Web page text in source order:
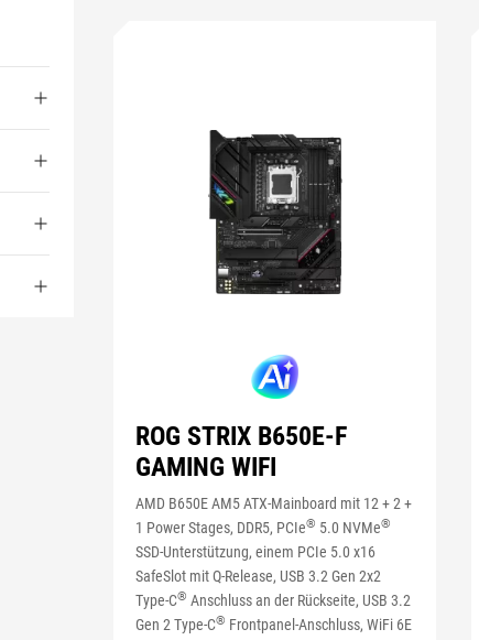
ROG STRIX B650E-F
GAMING WIFI
AMD B650E AM5 ATX-Mainboard mit 12 + 2 +
1 Power Stages, DDR5, PCIe® 5.0 NVMe®
SSD-Unterstützung, einem PCIe 5.0 x16
SafeSlot mit Q-Release, USB 3.2 Gen 2x2
Type-C® Anschluss an der Rückseite, USB 3.2
Gen 2 Type-C® Frontpanel-Anschluss, WiFi 6E